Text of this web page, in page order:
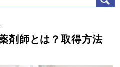
剤師とは？取得方法